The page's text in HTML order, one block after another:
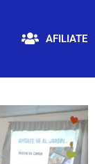
AFILIATE